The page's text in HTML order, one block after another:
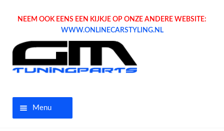
NEEM OOK EENS EEN KIJKJE OP ONZE ANDERE WEBSITE:
WWW.ONLINECARSTYLING.NL
Menu